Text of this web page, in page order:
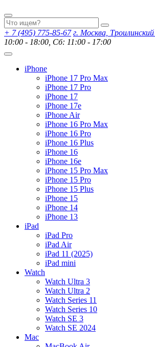
+ 7 (495) 775-85-67 г. Москва, Троилинский
10:00 - 18:00, Сб: 11:00 - 17:00
iPhone
iPhone 17 Pro Max
iPhone 17 Pro
iPhone 17
iPhone 17e
iPhone Air
iPhone 16 Pro Max
iPhone 16 Pro
iPhone 16 Plus
iPhone 16
iPhone 16e
iPhone 15 Pro Max
iPhone 15 Pro
iPhone 15 Plus
iPhone 15
iPhone 14
iPhone 13
iPad
iPad Pro
iPad Air
iPad 11 (2025)
iPad mini
Watch
Watch Ultra 3
Watch Ultra 2
Watch Series 11
Watch Series 10
Watch SE 3
Watch SE 2024
Mac